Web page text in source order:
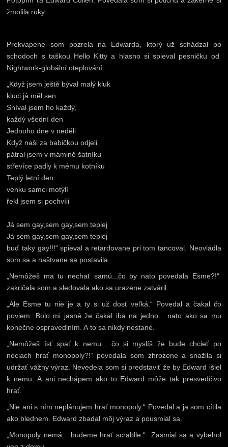
žmolila ruky.
Prekvapene som pozrela na Edwarda, ktorý už schádzal po
schodoch s taškou Hello Kitty a hlasno si spieval pesničku od
Nightwork-globální oteplování.
„Když jsem ještě býval malý kluk
kluci já měl sen
Sníval jsem ho každý,
každý všední den
Jednoho dne v neděli
Když naši za babičkou odjeli
pátral jsem v mámině šatníku
střevíce padly k mému kotníku
Teplý letní den
venku samci motýlí
řekl jsem si pochvíli
Já sem gay,sem gay,sem teplej
Já sem gay,sem gay,sem teplej
buď taky gay!!!“ spieval a retardovane pri tom tancoval. Neovládla
som sa a naštvane sa postavila.
„Nemôžeš ma tu nechať samú...čo by nato povedala Esme?!“
zakričala som a sledovala ako sa urazene zatváril.
„Ale Esme tu nie je a ty si už dosť veľká.“ Povedal a čakal čo
poviem. Bolo mi jasné že čakal iba na jedno... nato ako sa mu
konečne ospravedlním. A to sa nikdy nestane.
„Nemôžeš ísť spať k nemu... čo si myslíš že bude chcieť po
nociach hrať monopoly?!“ povedala som zhrozene a snažila si
udržať vážny výraz. Nevedela som si predstaviť že by Edward išiel
k nemu. A ani nechápem ako to Edward môže tak presvedčivo
hrať.
„Nie ani s ním neplánujem hrať monopoly.“ Povedal a ja som cítila
ako blednem. Edward zbadal môj výraz a pousmial sa.
„Monopoly nemá... budeme hrať scrablle.“ Zasmial sa a vybehol